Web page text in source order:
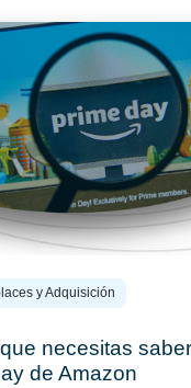
y Adquisición
necesitas
de Amazon